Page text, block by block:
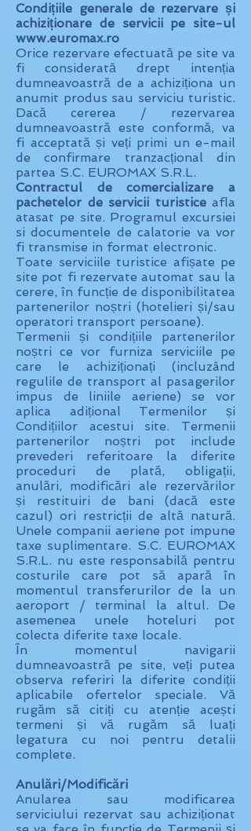
Condițiile generale de rezervare și
achiziționare de servicii pe site-ul
www.euromax.ro
Orice rezervare efectuată pe site va
fi considerată drept intenția
dumneavoastră de a achiziționa un
anumit produs sau serviciu turistic.
Dacă cererea / rezervarea
dumneavoastră este conformă, va
fi acceptată și veți primi un e-mail
de confirmare tranzacțional din
partea S.C. EUROMAX S.R.L.
Contractul de comercializare a
pachetelor de servicii turisticeafla
atasat pe site. Programul excursiei
si documentele de calatorie va vor
fi transmise in format electronic.
Toate serviciile turistice afișate pe
site pot fi rezervate automat sau la
cerere, în funcție de disponibilitatea
partenerilor noștri (hotelieri și/sau
operatori transport persoane).
Termenii și condițiile partenerilor
noștri ce vor furniza serviciile pe
care le achiziționați (incluzând
regulile de transport al pasagerilor
impus de liniile aeriene) se vor
aplica adițional Termenilor și
Condițiilor acestui site. Termenii
partenerilor noștri pot include
prevederi referitoare la diferite
proceduri de plată, obligații,
anulări, modificări ale rezervărilor
și restituiri de bani (dacă este
cazul) ori restricții de altă natură.
Unele companii aeriene pot impune
taxe suplimentare. S.C. EUROMAX
S.R.L. nu este responsabilă pentru
costurile care pot să apară în
momentul transferurilor de la un
aeroport / terminal la altul. De
asemenea unele hoteluri pot
colecta diferite taxe locale.
În momentul navigarii
dumneavoastră pe site, veți putea
observa referiri la diferite condiții
aplicabile ofertelor speciale. Vă
rugăm să citiți cu atenție acești
termeni și vă rugăm să luați
legatura cu noi pentru detalii
complete.
Anulări/Modificări
Anularea sau modificarea
serviciului rezervat sau achiziționat